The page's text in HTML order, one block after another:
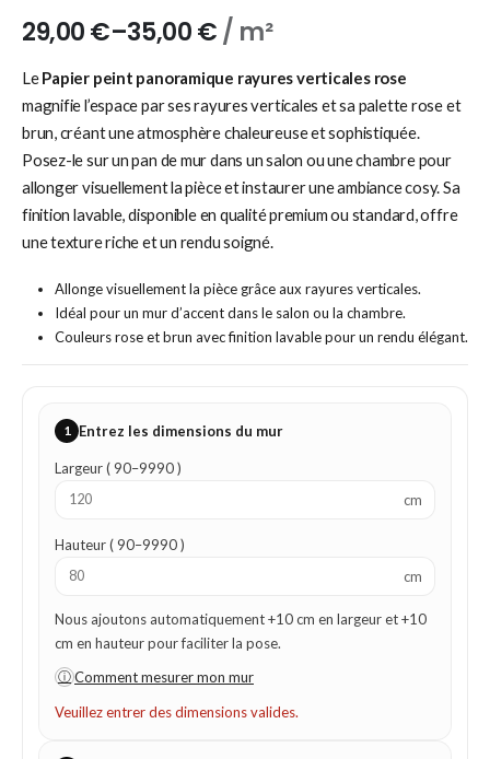
29,00€–35,00€/ m²
LePapier peint panoramique rayures verticales rose
magnifie l’espace par ses rayures verticales et sa palette rose et
brun, créant une atmosphère chaleureuse et sophistiquée.
Posez-le sur un pan de mur dans un salon ou une chambre pour
allonger visuellement la pièce et instaurer une ambiance cosy. Sa
finition lavable, disponible en qualité premium ou standard, offre
une texture riche et un rendu soigné.
Allonge visuellement la pièce grâce aux rayures verticales.
Idéal pour un mur d’accent dans le salon ou la chambre.
Couleurs rose et brun avec finition lavable pour un rendu élégant.
1 Entrez les dimensions du mur
Largeur ( 90–9990 )
cm
Hauteur ( 90–9990 )
cm
Nous ajoutons automatiquement +10 cm en largeur et +10
cm en hauteur pour faciliter la pose.
ⓘ Comment mesurer mon mur
Veuillez entrer des dimensions valides.